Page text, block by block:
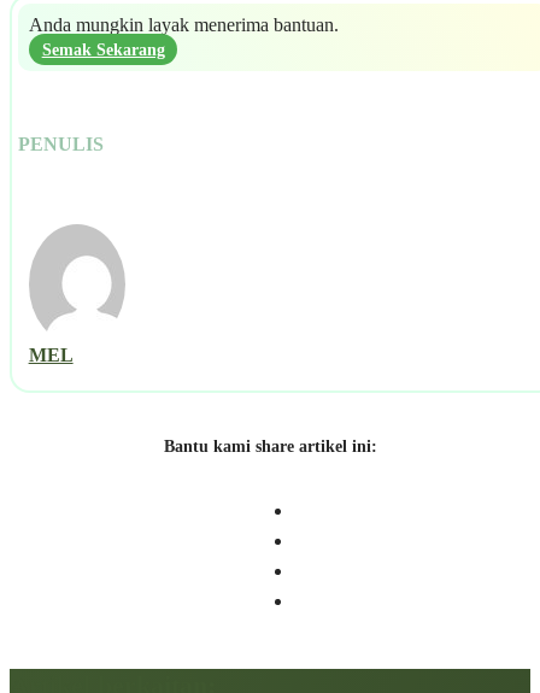
Anda mungkin layak menerima bantuan.
Semak Sekarang
PENULIS
MEL
Bantu kami share artikel ini: